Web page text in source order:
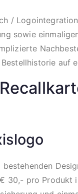
/
sowie
auf
30,- pro Produkt